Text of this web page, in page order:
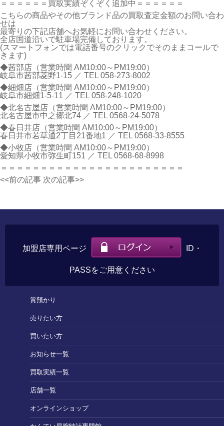
＝＝＝＝＝＝買取実績ぞくぞく追加中＝＝＝＝＝＝
こちらの商品やその他ブランド品の買取査定金額のお問い合わ
せは
最寄りの下記店舗へお気軽にお問い合わせください。
全店国道沿いで駐車場完備しております。
(スマートフォンでは電話番号のクリックでそのままコールで
きます)
◆茜部店（営業時間 AM10:00～PM19:00）
岐阜市茜部菱野1-15 ／ TEL 058-273-8002
◆細畑店（営業時間 AM10:00～PM19:00）
岐阜市細畑1-5-11 ／ TEL 058-248-1020
◆北名古屋店（営業時間 AM10:00～PM19:00）
北名古屋市中之郷北74 ／ TEL 0568-24-5078
◆春日井店（営業時間 AM10:00～PM19:00）
春日井市若草通2丁目21番地1 ／ TEL 0568-33-8555
◆小牧店（営業時間 AM10:00～PM19:00）
愛知県小牧市弥生町151 ／ TEL 0568-68-8998
＝＝＝＝＝＝＝＝＝＝＝＝＝＝＝＝＝＝＝＝＝＝＝
<<前の記事 次の記事>>
加盟店専用ページ ID・
PASSをご用意ください
質預かり
売りたい方
買いたい方
お知らせ一覧
買取実績一覧
店舗一覧
オンラインショップ